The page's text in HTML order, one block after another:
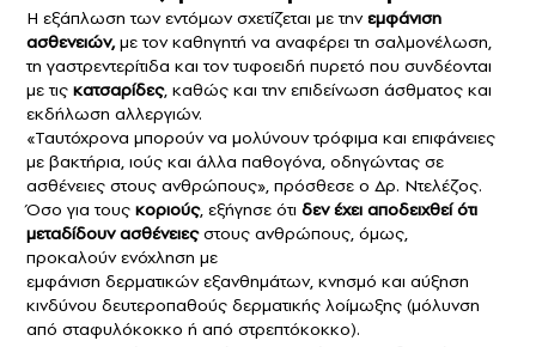
Η εξάπλωση των εντόμων σχετίζεται με τηνεμφάνιση
ασθενειών,με τον καθηγητή να αναφέρει τη σαλμονέλωση,
τη γαστρεντερίτιδα και τον τυφοειδή πυρετό που συνδέονται
με τις κατσαρίδες, καθώς και την επιδείνωση άσθματος και
εκδήλωση αλλεργιών.
«Ταυτόχρονα μπορούν να μολύνουν τρόφιμα και επιφάνειες
με βακτήρια, ιούς και άλλα παθογόνα, οδηγώντας σε
ασθένειες στους ανθρώπους», πρόσθεσε ο Δρ. Ντελέζος.
Όσο για τους κοριούς, εξήγησε ότι δεν έχει αποδειχθεί ότι
μεταδίδουν ασθένειεςστους ανθρώπους, όμως,
προκαλούν ενόχληση με
εμφάνιση δερματικών εξανθημάτων, κνησμό και αύξηση
κινδύνου δευτεροπαθούς δερματικής λοίμωξης (μόλυνση
από σταφυλόκοκκο ή από στρεπτόκοκκο).